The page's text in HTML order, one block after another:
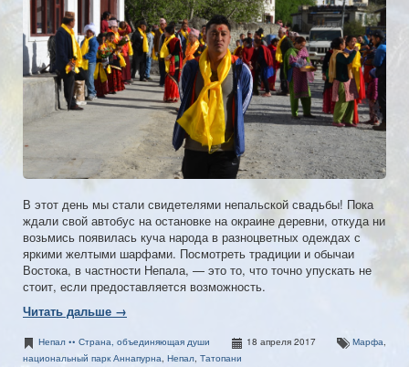
В этот день мы стали свидетелями непальской свадьбы! Пока
ждали свой автобус на остановке на окраине деревни, откуда ни
возьмись появилась куча народа в разноцветных одеждах с
яркими желтыми шарфами. Посмотреть традиции и обычаи
Востока, в частности Непала, — это то, что точно упускать не
стоит, если предоставляется возможность.
Читать дальше →
Непал •• Страна, объединяющая души 18 апреля 2017 Марфа,
национальный парк Аннапурна, Непал, Татопани